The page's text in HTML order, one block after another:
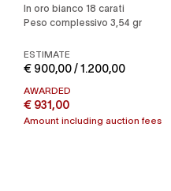
in oro bianco 18 carati
Peso complessivo 3,54 gr
ESTIMATE
€ 900,00 / 1.200,00
AWARDED
€ 931,00
Amount including auction fees